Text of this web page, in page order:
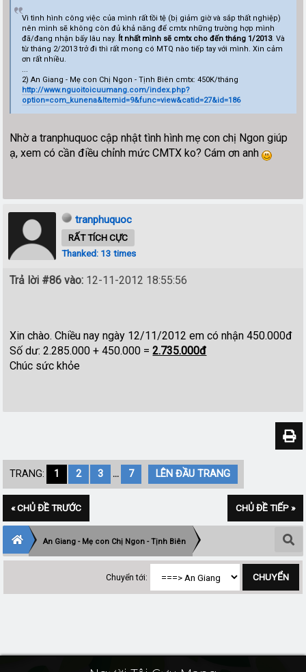
Vì tình hình công việc của mình rất tồi tệ (bị giảm giờ và sắp thất nghiệp)
nên mình sẽ không còn đủ khả năng để cmtx những trường hợp mình
đã/đang nhận bấy lâu nay. Ít nhất mình sẽ cmtx cho đến tháng 1/2013. Và
từ tháng 2/2013 trở đi thì rất mong có MTQ nào tiếp tay với mình. Xin cảm
ơn rất nhiều.
...
2) An Giang - Mẹ con Chị Ngon - Tịnh Biên cmtx: 450K/tháng
http://www.nguoitoicuumang.com/index.php?
option=com_kunena&Itemid=9&func=view&catid=27&id=186
Nhờ a tranphuquoc cập nhật tình hình mẹ con chị Ngon giúp
ạ, xem có cần điều chỉnh mức CMTX ko? Cám ơn anh
tranphuquoc
RẤT TÍCH CỰC
Thanked: 13 times
Trả lời #86 vào: 12-11-2012 18:55:56
Xin chào. Chiều nay ngày 12/11/2012 em có nhận 450.000đ
Số dư: 2.285.000 + 450.000 =2.735.000đ
Chúc sức khỏe
TRANG: 1 2 3 ... 7 LÊN ĐẦU TRANG
« CHỦ ĐỀ TRƯỚC CHỦ ĐỀ TIẾP »
An Giang - Mẹ con Chị Ngon - Tịnh Biên
Chuyển tới: